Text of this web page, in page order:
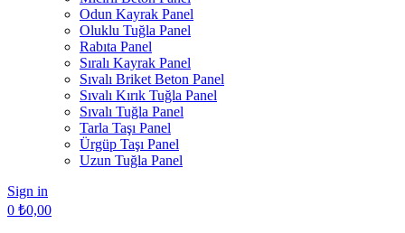
Odun Kayrak Panel
Oluklu Tuğla Panel
Rabıta Panel
Sıralı Kayrak Panel
Sıvalı Briket Beton Panel
Sıvalı Kırık Tuğla Panel
Sıvalı Tuğla Panel
Tarla Taşı Panel
Ürgüp Taşı Panel
Uzun Tuğla Panel
Sign in
0 ₺0,00